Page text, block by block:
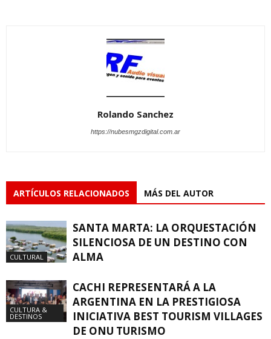
Rolando Sanchez
https://nubesmgzdigital.com.ar
ARTÍCULOS RELACIONADOS MÁS DEL AUTOR
CULTURAL
SANTA MARTA: LA ORQUESTACIÓN
SILENCIOSA DE UN DESTINO CON
ALMA
CULTURA &
DESTINOS
CACHI REPRESENTARÁ A LA
ARGENTINA EN LA PRESTIGIOSA
INICIATIVA BEST TOURISM VILLAGES
DE ONU TURISMO